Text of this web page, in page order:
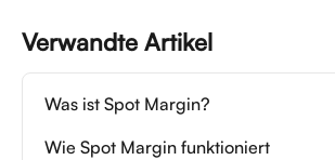
Verwandte Artikel
Was ist Spot Margin?
Wie Spot Margin funktioniert